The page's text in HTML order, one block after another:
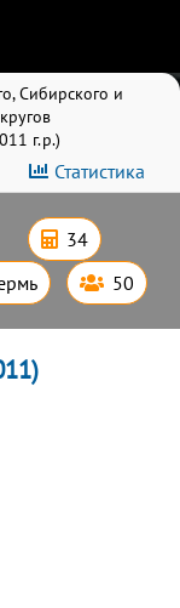
Сибирского и
г.р.)
Статистика
34
50